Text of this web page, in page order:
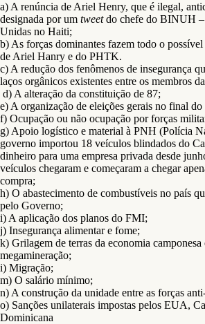
a) A renúncia de Ariel Henry, que é ilegal,
designada por um tweetdo chefe do BINUH –
Unidas no Haiti;
b) As forças dominantes fazem todo o
de Ariel Hanry e do PHTK.
c) A redução dos fenômenos de insegurança
laços orgânicos existentes entre os membros
d) A alteração da constituição de 87;
e) A organização de eleições gerais no final
f) Ocupação ou não ocupação por forças
g) Apoio logístico e material à PNH (Polícia
governo importou 18 veículos blindados do
dinheiro para uma empresa privada desde
veículos chegaram e começaram a chegar
compra;
h) O abastecimento de combustíveis no país
pelo Governo;
i) A aplicação dos planos do FMI;
j) Insegurança alimentar e fome;
k) Grilagem de terras da economia camponesa
megamineração;
i) Migração;
m) O salário mínimo;
n) A construção da unidade entre as forças
o) Sanções unilaterais impostas pelos EUA,
Dominicana